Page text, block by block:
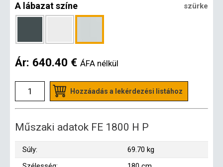
A lábazat színe szürke
Ár: 640.40 € ÁFA nélkül
Hozzáadás a lekérdezési listához
Műszaki adatok FE 1800 H P
Súly:
69.70 kg